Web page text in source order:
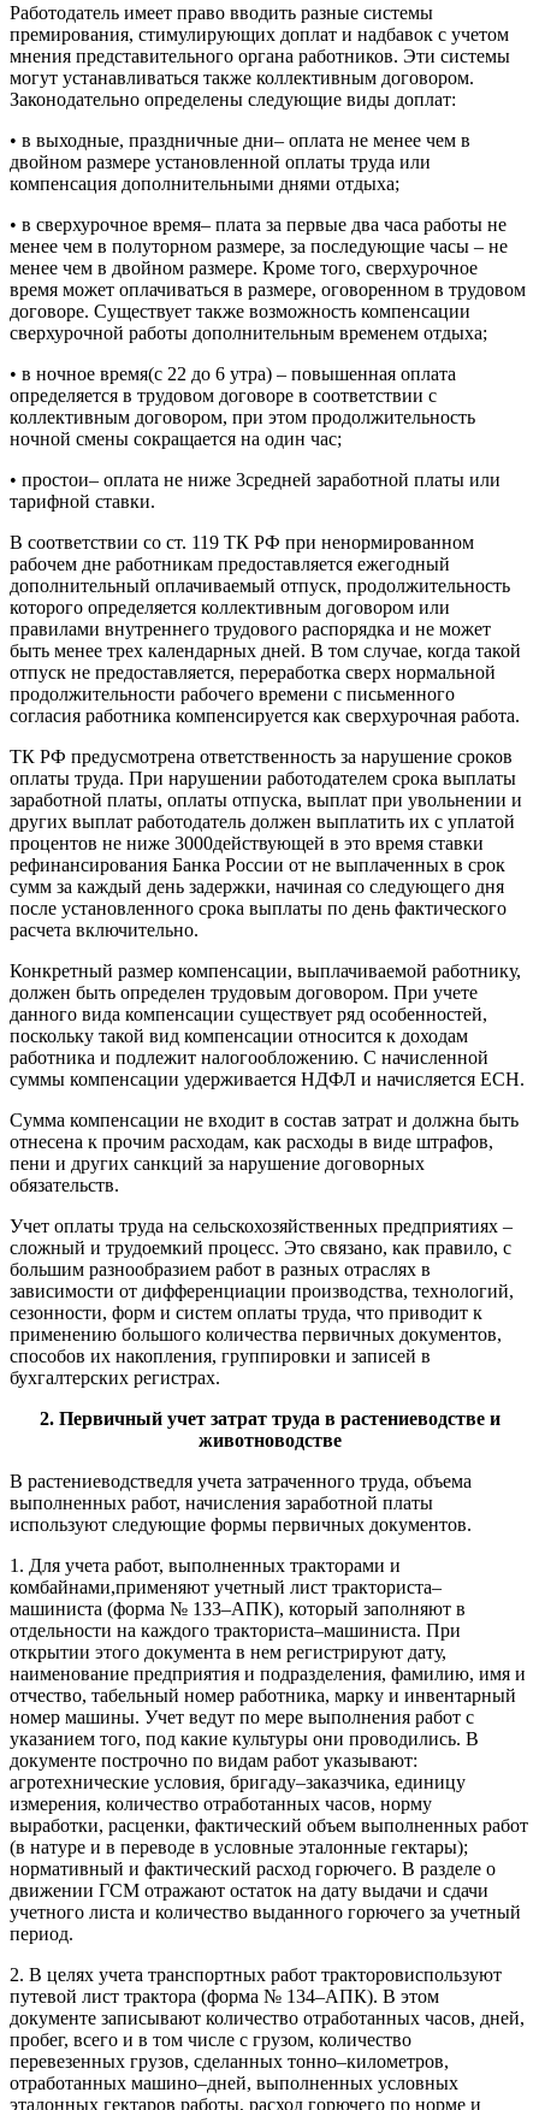
Работодатель имеет право вводить разные системы
премирования, стимулирующих доплат и надбавок с учетом
мнения представительного органа работников. Эти системы
могут устанавливаться также коллективным договором.
Законодательно определены следующие виды доплат:
• в выходные, праздничные дни– оплата не менее чем в
двойном размере установленной оплаты труда или
компенсация дополнительными днями отдыха;
• в сверхурочное время– плата за первые два часа работы не
менее чем в полуторном размере, за последующие часы – не
менее чем в двойном размере. Кроме того, сверхурочное
время может оплачиваться в размере, оговоренном в трудовом
договоре. Существует также возможность компенсации
сверхурочной работы дополнительным временем отдыха;
• в ночное время(с 22 до 6 утра) – повышенная оплата
определяется в трудовом договоре в соответствии с
коллективным договором, при этом продолжительность
ночной смены сокращается на один час;
• простои– оплата не ниже 3средней заработной платы или
тарифной ставки.
В соответствии со ст. 119 ТК РФ при ненормированном
рабочем дне работникам предоставляется ежегодный
дополнительный оплачиваемый отпуск, продолжительность
которого определяется коллективным договором или
правилами внутреннего трудового распорядка и не может
быть менее трех календарных дней. В том случае, когда такой
отпуск не предоставляется, переработка сверх нормальной
продолжительности рабочего времени с письменного
согласия работника компенсируется как сверхурочная работа.
ТК РФ предусмотрена ответственность за нарушение сроков
оплаты труда. При нарушении работодателем срока выплаты
заработной платы, оплаты отпуска, выплат при увольнении и
других выплат работодатель должен выплатить их с уплатой
процентов не ниже 3000действующей в это время ставки
рефинансирования Банка России от не выплаченных в срок
сумм за каждый день задержки, начиная со следующего дня
после установленного срока выплаты по день фактического
расчета включительно.
Конкретный размер компенсации, выплачиваемой работнику,
должен быть определен трудовым договором. При учете
данного вида компенсации существует ряд особенностей,
поскольку такой вид компенсации относится к доходам
работника и подлежит налогообложению. С начисленной
суммы компенсации удерживается НДФЛ и начисляется ЕСН.
Сумма компенсации не входит в состав затрат и должна быть
отнесена к прочим расходам, как расходы в виде штрафов,
пени и других санкций за нарушение договорных
обязательств.
Учет оплаты труда на сельскохозяйственных предприятиях –
сложный и трудоемкий процесс. Это связано, как правило, с
большим разнообразием работ в разных отраслях в
зависимости от дифференциации производства, технологий,
сезонности, форм и систем оплаты труда, что приводит к
применению большого количества первичных документов,
способов их накопления, группировки и записей в
бухгалтерских регистрах.
2. Первичный учет затрат труда в растениеводстве и
животноводстве
В растениеводстведля учета затраченного труда, объема
выполненных работ, начисления заработной платы
используют следующие формы первичных документов.
1. Для учета работ, выполненных тракторами и
комбайнами,применяют учетный лист тракториста–
машиниста (форма № 133–АПК), который заполняют в
отдельности на каждого тракториста–машиниста. При
открытии этого документа в нем регистрируют дату,
наименование предприятия и подразделения, фамилию, имя и
отчество, табельный номер работника, марку и инвентарный
номер машины. Учет ведут по мере выполнения работ с
указанием того, под какие культуры они проводились. В
документе построчно по видам работ указывают:
агротехнические условия, бригаду–заказчика, единицу
измерения, количество отработанных часов, норму
выработки, расценки, фактический объем выполненных работ
(в натуре и в переводе в условные эталонные гектары);
нормативный и фактический расход горючего. В разделе о
движении ГСМ отражают остаток на дату выдачи и сдачи
учетного листа и количество выданного горючего за учетный
период.
2. В целях учета транспортных работ тракторовиспользуют
путевой лист трактора (форма № 134–АПК). В этом
документе записывают количество отработанных часов, дней,
пробег, всего и в том числе с грузом, количество
перевезенных грузов, сделанных тонно–километров,
отработанных машино–дней, выполненных условных
эталонных гектаров работы, расход горючего по норме и